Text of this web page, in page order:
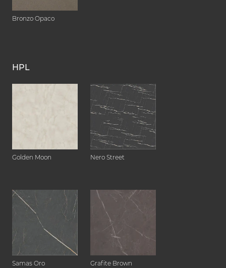
Bronzo Opaco
HPL
Golden Moon Nero Street
Samas Oro Grafite Brown